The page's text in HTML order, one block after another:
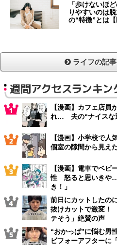
「歩けないほ
りやすいのは
の“特徴”とは【
ライフの記
週間アクセスランキン
【漫画】カフェ店員
れ… 夫の“ナイスな
【漫画】小学校で
個室の隙間から見え
【漫画】電車でベビ
性 怒ると思いきや
き！」
前日にカットしたの
抜けカットで激変！
テそう」絶賛の声
“おかっぱ”に悩む
ビフォーアフターに